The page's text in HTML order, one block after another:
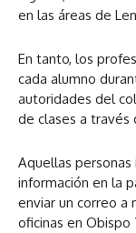
en las áreas de
En tanto, los
cada alumno
autoridades del
de clases a través
Aquellas
información en la
enviar un correo a
oficinas en Obispo